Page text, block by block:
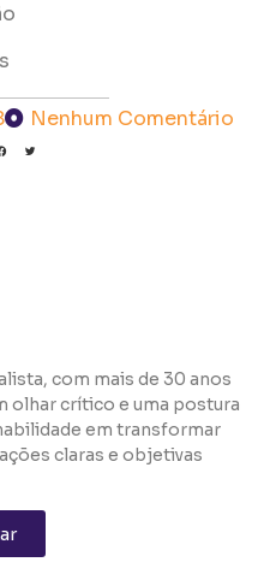
Nenhum Comentário
com mais de 30 anos
olhar crítico e uma postura
em transformar
claras e objetivas